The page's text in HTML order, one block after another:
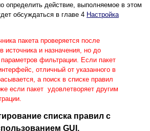
определить действие, выполняемое в этом
обсуждаться в главе 4 Настройка
пакета проверяется после
источника и назначения, но до
параметров фильтрации. Если пакет
отличный от указанного в
а поиск в списке правил
если пакет удовлетворяет другим
списка правил с
GUI.